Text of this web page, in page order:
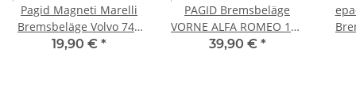
Pagid Magneti Marelli
Bremsbeläge Volvo 740
260 C70 V70 V90 S70
19,90 € *
PAGID Bremsbeläge
VORNE ALFA ROMEO 164
+ FIAT CROMA (154_)
39,90 € *